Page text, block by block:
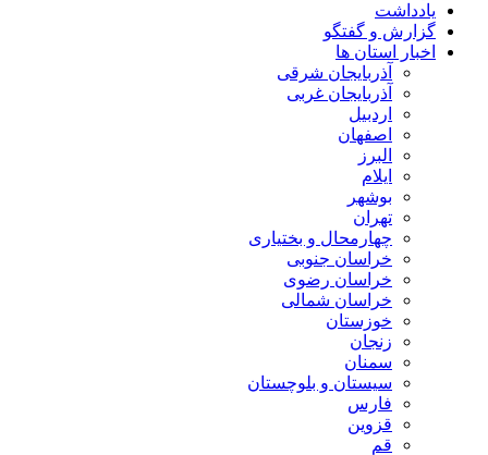
یادداشت
گزارش و گفتگو
اخبار استان ها
آذربایجان شرقی
آذربایجان غربی
اردبیل
اصفهان
البرز
ایلام
بوشهر
تهران
چهارمحال و بختیاری
خراسان جنوبی
خراسان رضوی
خراسان شمالی
خوزستان
زنجان
سمنان
سیستان و بلوچستان
فارس
قزوین
قم